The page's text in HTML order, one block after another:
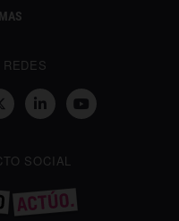
SOCIAL